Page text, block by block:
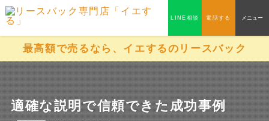
LINE相談 電話する メニュー
最高額で売るなら、イエするのリースバック
適確な説明で信頼できた成功事例